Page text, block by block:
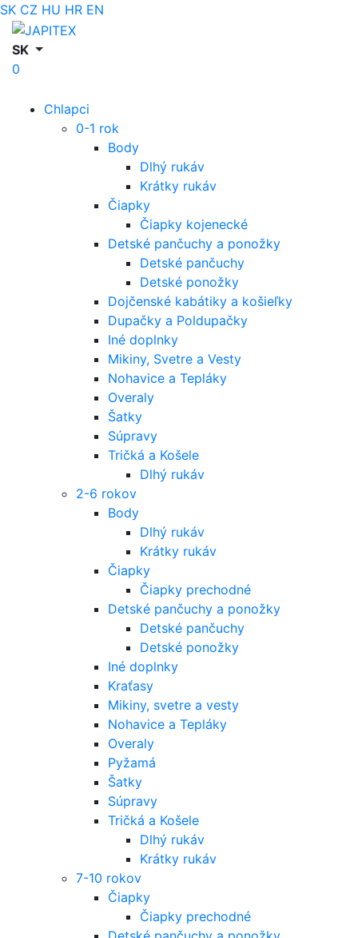
SK CZ HU HR EN
SK
0
Chlapci
0-1 rok
Body
Dlhý rukáv
Krátky rukáv
Čiapky
Čiapky kojenecké
Detské pančuchy a ponožky
Detské pančuchy
Detské ponožky
Dojčenské kabátiky a košieľky
Dupačky a Poldupačky
Iné doplnky
Mikiny, Svetre a Vesty
Nohavice a Tepláky
Overaly
Šatky
Súpravy
Tričká a Košele
Dlhý rukáv
2-6 rokov
Body
Dlhý rukáv
Krátky rukáv
Čiapky
Čiapky prechodné
Detské pančuchy a ponožky
Detské pančuchy
Detské ponožky
Iné doplnky
Kraťasy
Mikiny, svetre a vesty
Nohavice a Tepláky
Overaly
Pyžamá
Šatky
Súpravy
Tričká a Košele
Dlhý rukáv
Krátky rukáv
7-10 rokov
Čiapky
Čiapky prechodné